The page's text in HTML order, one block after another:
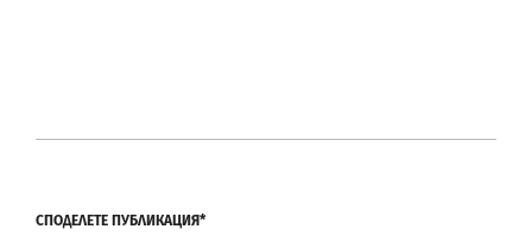
СПОДЕЛЕТЕ ПУБЛИКАЦИЯ*